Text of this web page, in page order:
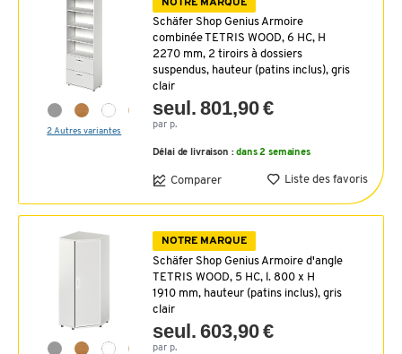
2 Autres variantes
NOTRE MARQUE
Schäfer Shop Genius Armoire
combinée TETRIS WOOD, 6 HC, H
2270 mm, 2 tiroirs à dossiers
suspendus, hauteur (patins inclus), gris
clair
seul. 801,90 €
par p.
Délai de livraison :dans 2 semaines
Comparer Liste des favoris
NOTRE MARQUE
Schäfer Shop Genius Armoire d'angle
TETRIS WOOD, 5 HC, l. 800 x H
1910 mm, hauteur (patins inclus), gris
clair
seul. 603,90 €
par p.